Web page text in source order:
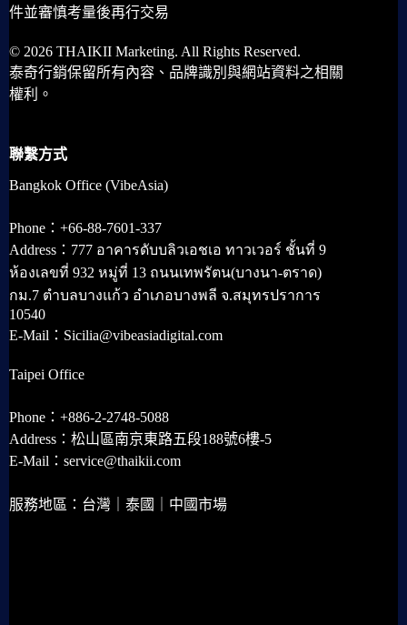
件並審慎考量後再行交易
© 2026 THAIKII Marketing. All Rights Reserved.
泰奇行銷保留所有內容、品牌識別與網站資料之相關
權利。
聯繫方式
Bangkok Office (VibeAsia)
Phone：+66-88-7601-337
Address：777 อาคารดับบลิวเอชเอ ทาวเวอร์ ชั้นที่ 9
ห้องเลขที่ 932 หมู่ที่ 13 ถนนเทพรัตน(บางนา-ตราด)
กม.7 ตำบลบางแก้ว อำเภอบางพลี จ.สมุทรปราการ
10540
E-Mail：Sicilia@vibeasiadigital.com
Taipei Office
Phone：+886-2-2748-5088
Address：松山區南京東路五段188號6樓-5
E-Mail：service@thaikii.com
服務地區：台灣｜泰國｜中國市場